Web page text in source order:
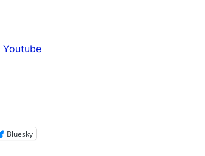
Youtube
Bluesky